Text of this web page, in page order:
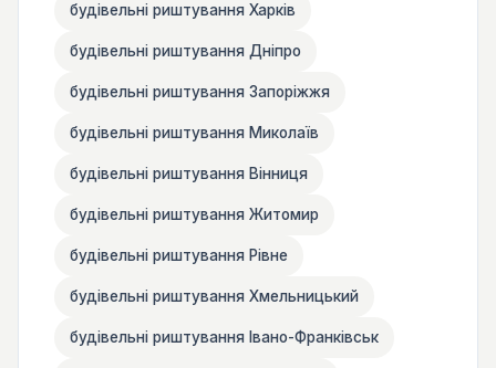
будівельні риштування Харків
будівельні риштування Дніпро
будівельні риштування Запоріжжя
будівельні риштування Миколаїв
будівельні риштування Вінниця
будівельні риштування Житомир
будівельні риштування Рівне
будівельні риштування Хмельницький
будівельні риштування Івано-Франківськ